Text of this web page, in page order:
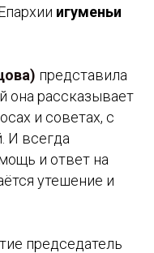
игуменьи
представила
она рассказывает
и советах, с
И всегда
и ответ на
утешение и
председатель